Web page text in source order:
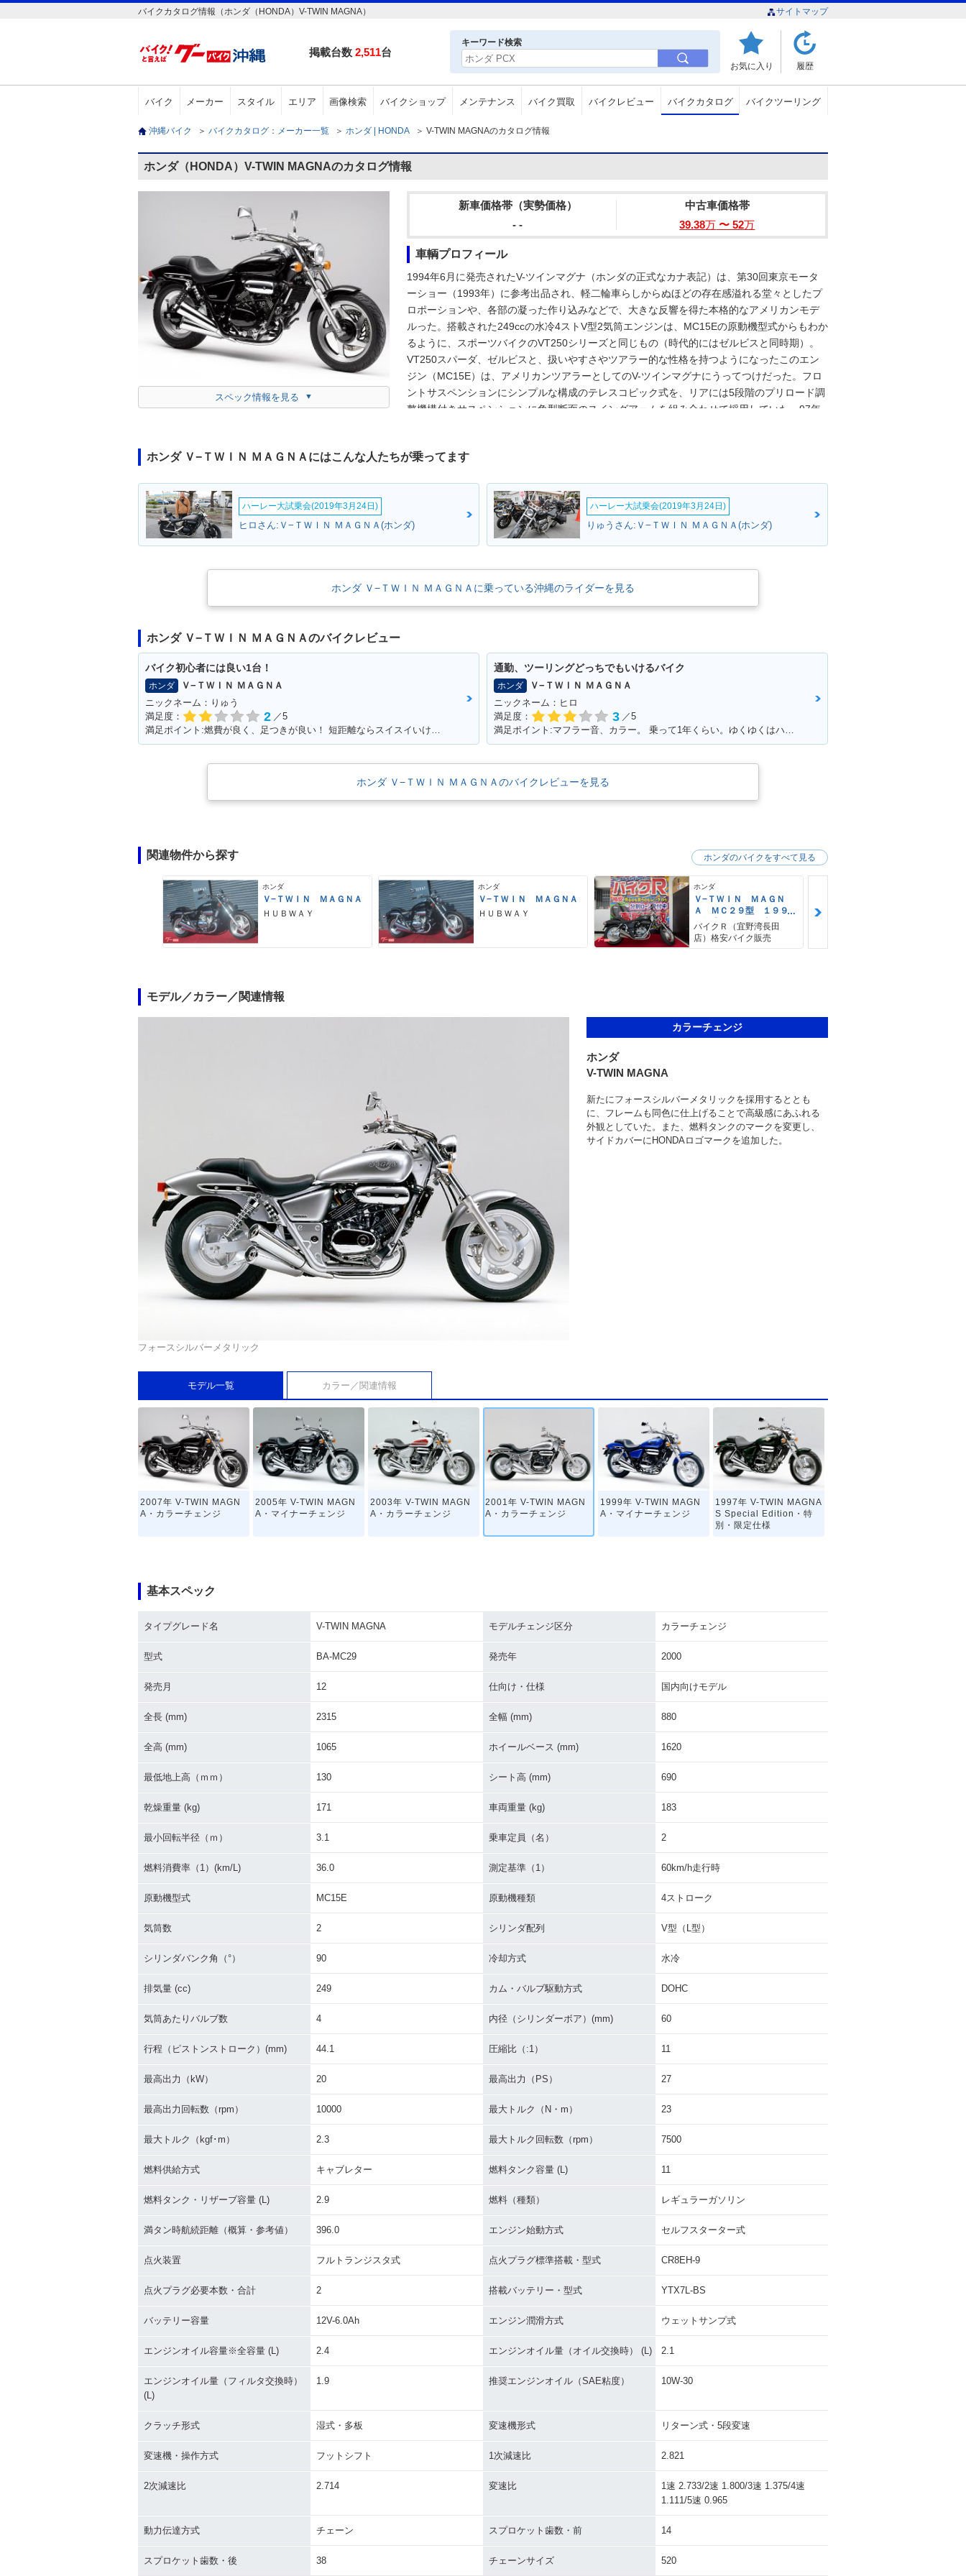
バイクカタログ情報（ホンダ（HONDA）V-TWIN MAGNA） サイトマップ
掲載台数 2,511台
キーワード検索
お気に入り 履歴
バイク メーカー スタイル エリア 画像検索 バイクショップ メンテナンス バイク買取 バイクレビュー バイクカタログ バイクツーリング
沖縄バイク ＞ バイクカタログ：メーカー一覧 ＞ ホンダ | HONDA ＞ V-TWIN MAGNAのカタログ情報
ホンダ（HONDA）V-TWIN MAGNAのカタログ情報
スペック情報を見る
新車価格帯（実勢価格）
- -
中古車価格帯
39.38万 〜 52万
車輌プロフィール
1994年6月に発売されたV-ツインマグナ（ホンダの正式なカナ表記）は、第30回東京モータ
ーショー（1993年）に参考出品され、軽二輪車らしからぬほどの存在感溢れる堂々としたプ
ロポーションや、各部の凝った作り込みなどで、大きな反響を得た本格的なアメリカンモデ
ルった。搭載された249ccの水冷4ストV型2気筒エンジンは、MC15Eの原動機型式からもわか
るように、スポーツバイクのVT250シリーズと同じもの（時代的にはゼルビスと同時期）。
VT250スパーダ、ゼルビスと、扱いやすさやツアラー的な性格を持つようになったこのエン
ジン（MC15E）は、アメリカンツアラーとしてのV-ツインマグナにうってつけだった。フロ
ントサスペンションにシンプルな構成のテレスコピック式を、リアには5段階のプリロード調
整機構付きサスペンションに角型断面のスイングアームを組み合わせて採用していた。97年
ス規制が適用されたのを期に、新車ラインナップから外れた。
ホンダ Ｖ−ＴＷＩＮ ＭＡＧＮＡにはこんな人たちが乗ってます
ハーレー大試乗会(2019年3月24日)
ヒロさん:Ｖ−ＴＷＩＮ ＭＡＧＮＡ(ホンダ)
ハーレー大試乗会(2019年3月24日)
りゅうさん:Ｖ−ＴＷＩＮ ＭＡＧＮＡ(ホンダ)
ホンダ Ｖ−ＴＷＩＮ ＭＡＧＮＡに乗っている沖縄のライダーを見る
ホンダ Ｖ−ＴＷＩＮ ＭＡＧＮＡのバイクレビュー
バイク初心者には良い1台！
ホンダ
Ｖ−ＴＷＩＮ ＭＡＧＮＡ
ニックネーム：りゅう
満足度：
2 ／5
満足ポイント:燃費が良く、足つきが良い！ 短距離ならスイスイいけます！ パーツもたくさんあるのでカスタマイズしやすいです。
通勤、ツーリングどっちでもいけるバイク
ホンダ
Ｖ−ＴＷＩＮ ＭＡＧＮＡ
ニックネーム：ヒロ
満足度：
3 ／5
満足ポイント:マフラー音、カラー。 乗って1年くらい。ゆくゆくはハーレーに！通勤で使ってる。 ショック、ハンドル周りをカスタムしていきたい。
ホンダ Ｖ−ＴＷＩＮ ＭＡＧＮＡのバイクレビューを見る
関連物件から探す
ホンダ
Ｖ−ＴＷＩＮ ＭＡＧＮＡ
ＨＵＢＷＡＹ
ホンダ
Ｖ−ＴＷＩＮ ＭＡＧＮＡ
ＨＵＢＷＡＹ
ホンダ
Ｖ−ＴＷＩＮ ＭＡＧＮ
Ａ ＭＣ２９型 １９９
４年式 ノーマル車
バイクＲ（宜野湾長田
店）格安バイク販売
ホンダのバイクをすべて見る
モデル／カラー／関連情報
フォースシルバーメタリック
カラーチェンジ
ホンダ
V-TWIN MAGNA
新たにフォースシルバーメタリックを採用するととも
に、フレームも同色に仕上げることで高級感にあふれる
外観としていた。また、燃料タンクのマークを変更し、
サイドカバーにHONDAロゴマークを追加した。
モデル一覧 カラー／関連情報
2007年 V-TWIN MAGN
A・カラーチェンジ
2005年 V-TWIN MAGN
A・マイナーチェンジ
2003年 V-TWIN MAGN
A・カラーチェンジ
2001年 V-TWIN MAGN
A・カラーチェンジ
1999年 V-TWIN MAGN
A・マイナーチェンジ
1997年 V-TWIN MAGNA
S Special Edition・特
別・限定仕様
S・マイナーチェンジ
A・マイナーチェンジ
A・カラーチェンジ
基本スペック
タイプグレード名 V-TWIN MAGNA モデルチェンジ区分 カラーチェンジ
型式 BA-MC29 発売年 2000
発売月 12 仕向け・仕様 国内向けモデル
全長 (mm) 2315 全幅 (mm) 880
全高 (mm) 1065 ホイールベース (mm) 1620
最低地上高（ｍｍ） 130 シート高 (mm) 690
乾燥重量 (kg) 171 車両重量 (kg) 183
最小回転半径（ｍ） 3.1 乗車定員（名） 2
燃料消費率（1）(km/L) 36.0 測定基準（1） 60km/h走行時
原動機型式 MC15E 原動機種類 4ストローク
気筒数 2 シリンダ配列 V型（L型）
シリンダバンク角（°） 90 冷却方式 水冷
排気量 (cc) 249 カム・バルブ駆動方式 DOHC
気筒あたりバルブ数 4 内径（シリンダーボア）(mm) 60
行程（ピストンストローク）(mm) 44.1 圧縮比（:1） 11
最高出力（kW） 20 最高出力（PS） 27
最高出力回転数（rpm） 10000 最大トルク（N・m） 23
最大トルク（kgf･m） 2.3 最大トルク回転数（rpm） 7500
燃料供給方式 キャブレター 燃料タンク容量 (L) 11
燃料タンク・リザーブ容量 (L) 2.9 燃料（種類） レギュラーガソリン
満タン時航続距離（概算・参考値） 396.0 エンジン始動方式 セルフスターター式
点火装置 フルトランジスタ式 点火プラグ標準搭載・型式 CR8EH-9
点火プラグ必要本数・合計 2 搭載バッテリー・型式 YTX7L-BS
バッテリー容量 12V-6.0Ah エンジン潤滑方式 ウェットサンプ式
エンジンオイル容量※全容量 (L) 2.4 エンジンオイル量（オイル交換時） (L) 2.1
エンジンオイル量（フィルタ交換時）
(L)
1.9 推奨エンジンオイル（SAE粘度） 10W-30
クラッチ形式 湿式・多板 変速機形式 リターン式・5段変速
変速機・操作方式 フットシフト 1次減速比 2.821
2次減速比 2.714 変速比
1速 2.733/2速 1.800/3速 1.375/4速
1.111/5速 0.965
動力伝達方式 チェーン スプロケット歯数・前 14
スプロケット歯数・後 38 チェーンサイズ 520